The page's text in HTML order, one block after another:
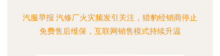
汽服早报 汽修厂火灾频发引关注，猎豹经销商停止
免费售后维保，互联网销售模式持续升温